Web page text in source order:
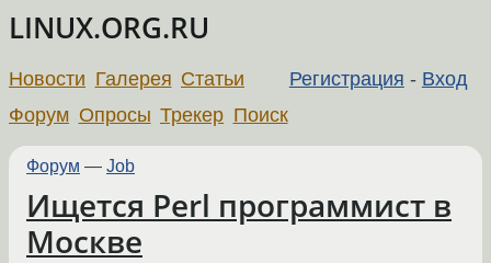
LINUX.ORG.RU
Регистрация - Вход
Новости Галерея Статьи
Форум Опросы Трекер Поиск
Форум — Job
Ищется Perl программист в
Москве